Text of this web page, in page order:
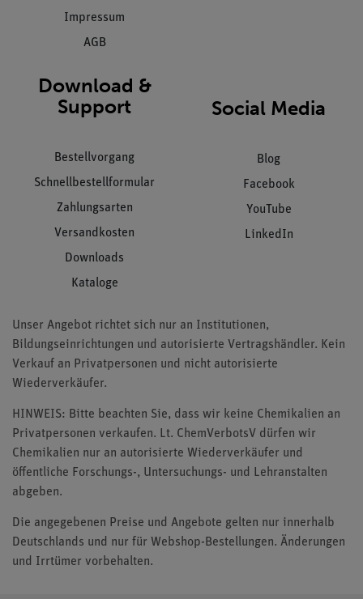
Impressum
AGB
Download &
Support
Bestellvorgang
Schnellbestellformular
Zahlungsarten
Versandkosten
Downloads
Kataloge
Social Media
Blog
Facebook
YouTube
LinkedIn
Unser Angebot richtet sich nur an Institutionen,
Bildungseinrichtungen und autorisierte Vertragshändler. Kein
Verkauf an Privatpersonen und nicht autorisierte
Wiederverkäufer.
HINWEIS: Bitte beachten Sie, dass wir keine Chemikalien an
Privatpersonen verkaufen. Lt. ChemVerbotsV dürfen wir
Chemikalien nur an autorisierte Wiederverkäufer und
öffentliche Forschungs-, Untersuchungs- und Lehranstalten
abgeben.
Die angegebenen Preise und Angebote gelten nur innerhalb
Deutschlands und nur für Webshop-Bestellungen. Änderungen
und Irrtümer vorbehalten.